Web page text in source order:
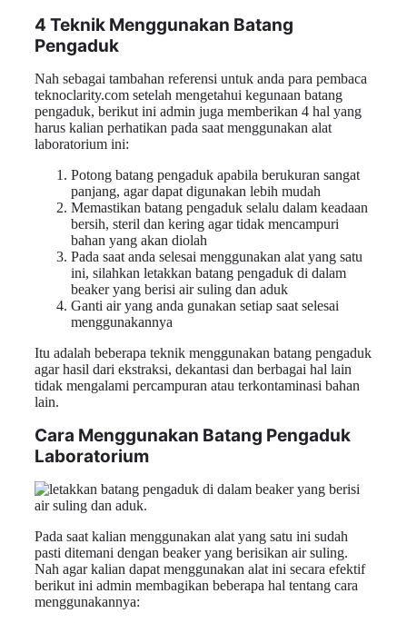
4 Teknik Menggunakan Batang
Pengaduk
Nah sebagai tambahan referensi untuk anda para pembaca
teknoclarity.com setelah mengetahui kegunaan batang
pengaduk, berikut ini admin juga memberikan 4 hal yang
harus kalian perhatikan pada saat menggunakan alat
laboratorium ini:
Potong batang pengaduk apabila berukuran sangat
panjang, agar dapat digunakan lebih mudah
Memastikan batang pengaduk selalu dalam keadaan
bersih, steril dan kering agar tidak mencampuri
bahan yang akan diolah
Pada saat anda selesai menggunakan alat yang satu
ini, silahkan letakkan batang pengaduk di dalam
beaker yang berisi air suling dan aduk
Ganti air yang anda gunakan setiap saat selesai
menggunakannya
Itu adalah beberapa teknik menggunakan batang pengaduk
agar hasil dari ekstraksi, dekantasi dan berbagai hal lain
tidak mengalami percampuran atau terkontaminasi bahan
lain.
Cara Menggunakan Batang Pengaduk
Laboratorium
Pada saat kalian menggunakan alat yang satu ini sudah
pasti ditemani dengan beaker yang berisikan air suling.
Nah agar kalian dapat menggunakan alat ini secara efektif
berikut ini admin membagikan beberapa hal tentang cara
menggunakannya: